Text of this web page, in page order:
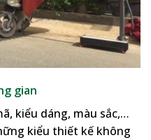
gian
kiểu dáng, màu sắc,…
kiểu thiết kế không